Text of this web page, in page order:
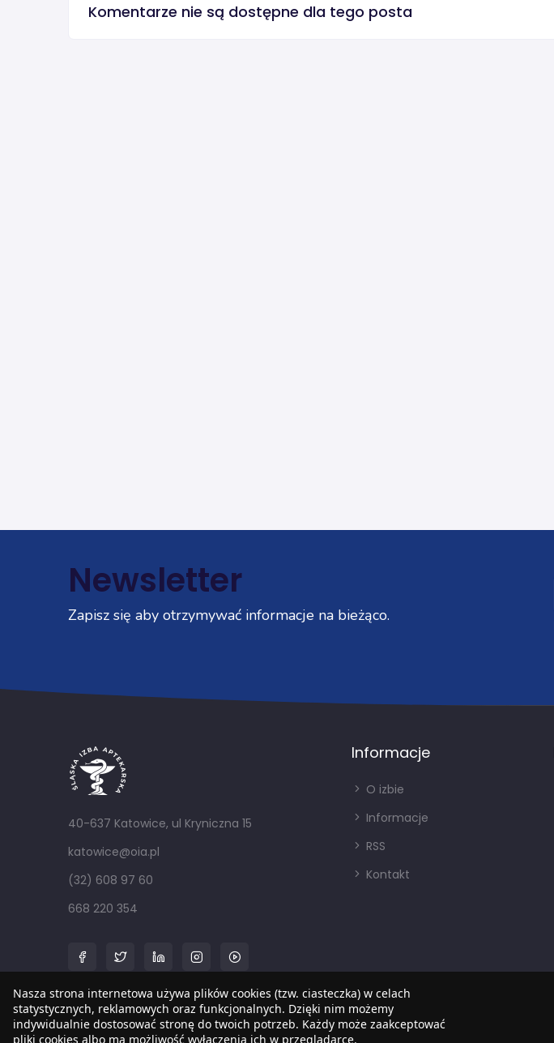
Komentarze nie są dostępne dla tego posta
Newsletter
Zapisz się aby otrzymywać informacje na bieżąco.
40-637 Katowice, ul Kryniczna 15
katowice@oia.pl
(32) 608 97 60
668 220 354
Informacje
O izbie
Informacje
RSS
Kontakt
Copyright © 2022
Nasza strona internetowa używa plików cookies (tzw. ciasteczka) w celach
statystycznych, reklamowych oraz funkcjonalnych. Dzięki nim możemy
indywidualnie dostosować stronę do twoich potrzeb. Każdy może zaakceptować
pliki cookies albo ma możliwość wyłączenia ich w przeglądarce.